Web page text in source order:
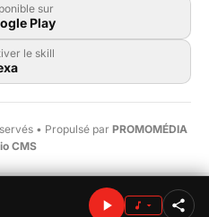
sur
Play
le skill
• Propulsé par PROMOMÉDIA
CMS